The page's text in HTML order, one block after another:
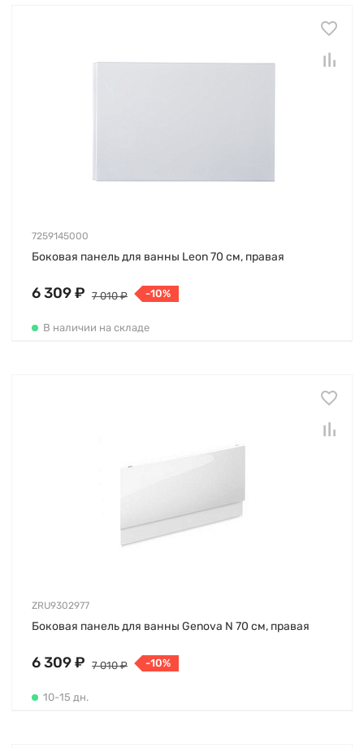
7259145000
Боковая панель для ванны Leon 70 см, правая
6 309 ₽ 7 010 ₽ -10%
В наличии на складе
ZRU9302977
Боковая панель для ванны Genova N 70 см, правая
6 309 ₽ 7 010 ₽ -10%
10-15 дн.